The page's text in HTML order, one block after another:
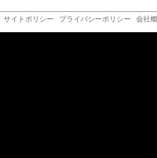
サイトポリシー プライバシーポリシー 会社